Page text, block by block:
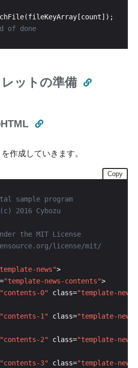
ットの準備
作成していきます。
Copy
news"
"template-news-contents"
"contents-0" class="template-
"contents-1" class="template-
"contents-2" class="template-
"contents-3" class="template-